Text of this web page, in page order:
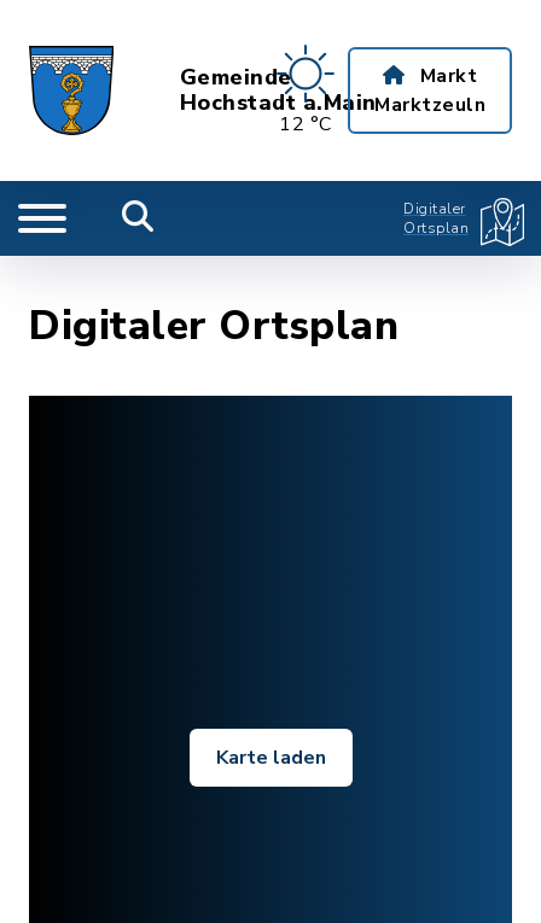
Gemeinde
Hochstadt a.Main
12 °C
Markt
Marktzeuln
Digitaler
Ortsplan
Digitaler Ortsplan
Karte laden